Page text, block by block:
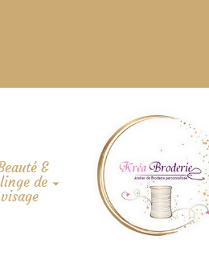
&
linge de
visage